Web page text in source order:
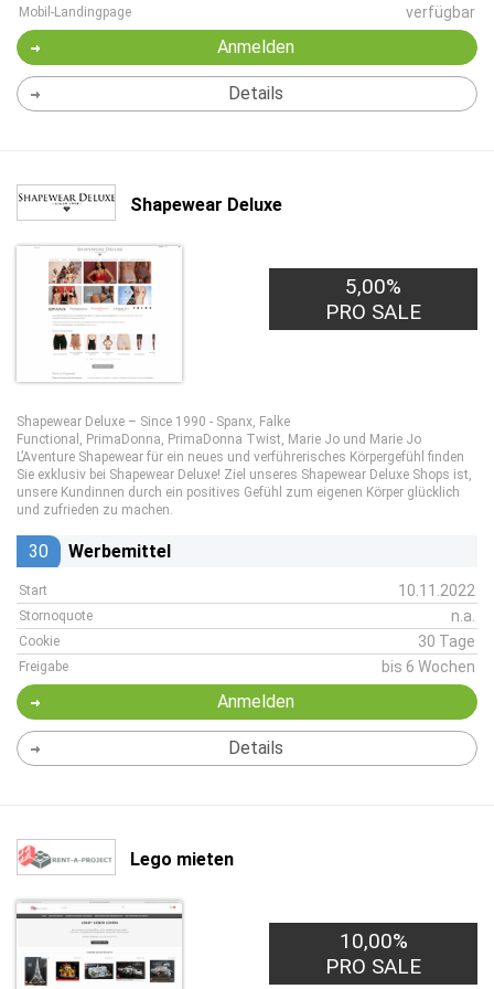
Mobil-Landingpage verfügbar
Anmelden
Details
Shapewear Deluxe
5,00%
PRO SALE
Shapewear Deluxe – Since 1990 - Spanx, Falke
Functional, PrimaDonna, PrimaDonna Twist, Marie Jo und Marie Jo
L’Aventure Shapewear für ein neues und verführerisches Körpergefühl finden
Sie exklusiv bei Shapewear Deluxe! Ziel unseres Shapewear Deluxe Shops ist,
unsere Kundinnen durch ein positives Gefühl zum eigenen Körper glücklich
und zufrieden zu machen.
30 Werbemittel
Start 10.11.2022
Stornoquote n.a.
Cookie 30 Tage
Freigabe bis 6 Wochen
Anmelden
Details
Lego mieten
10,00%
PRO SALE